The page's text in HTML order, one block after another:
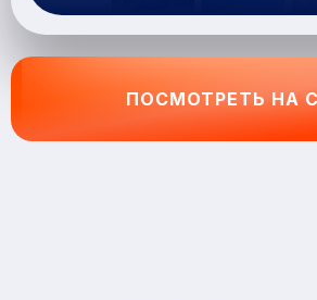
ПОСМОТРЕТЬ НА